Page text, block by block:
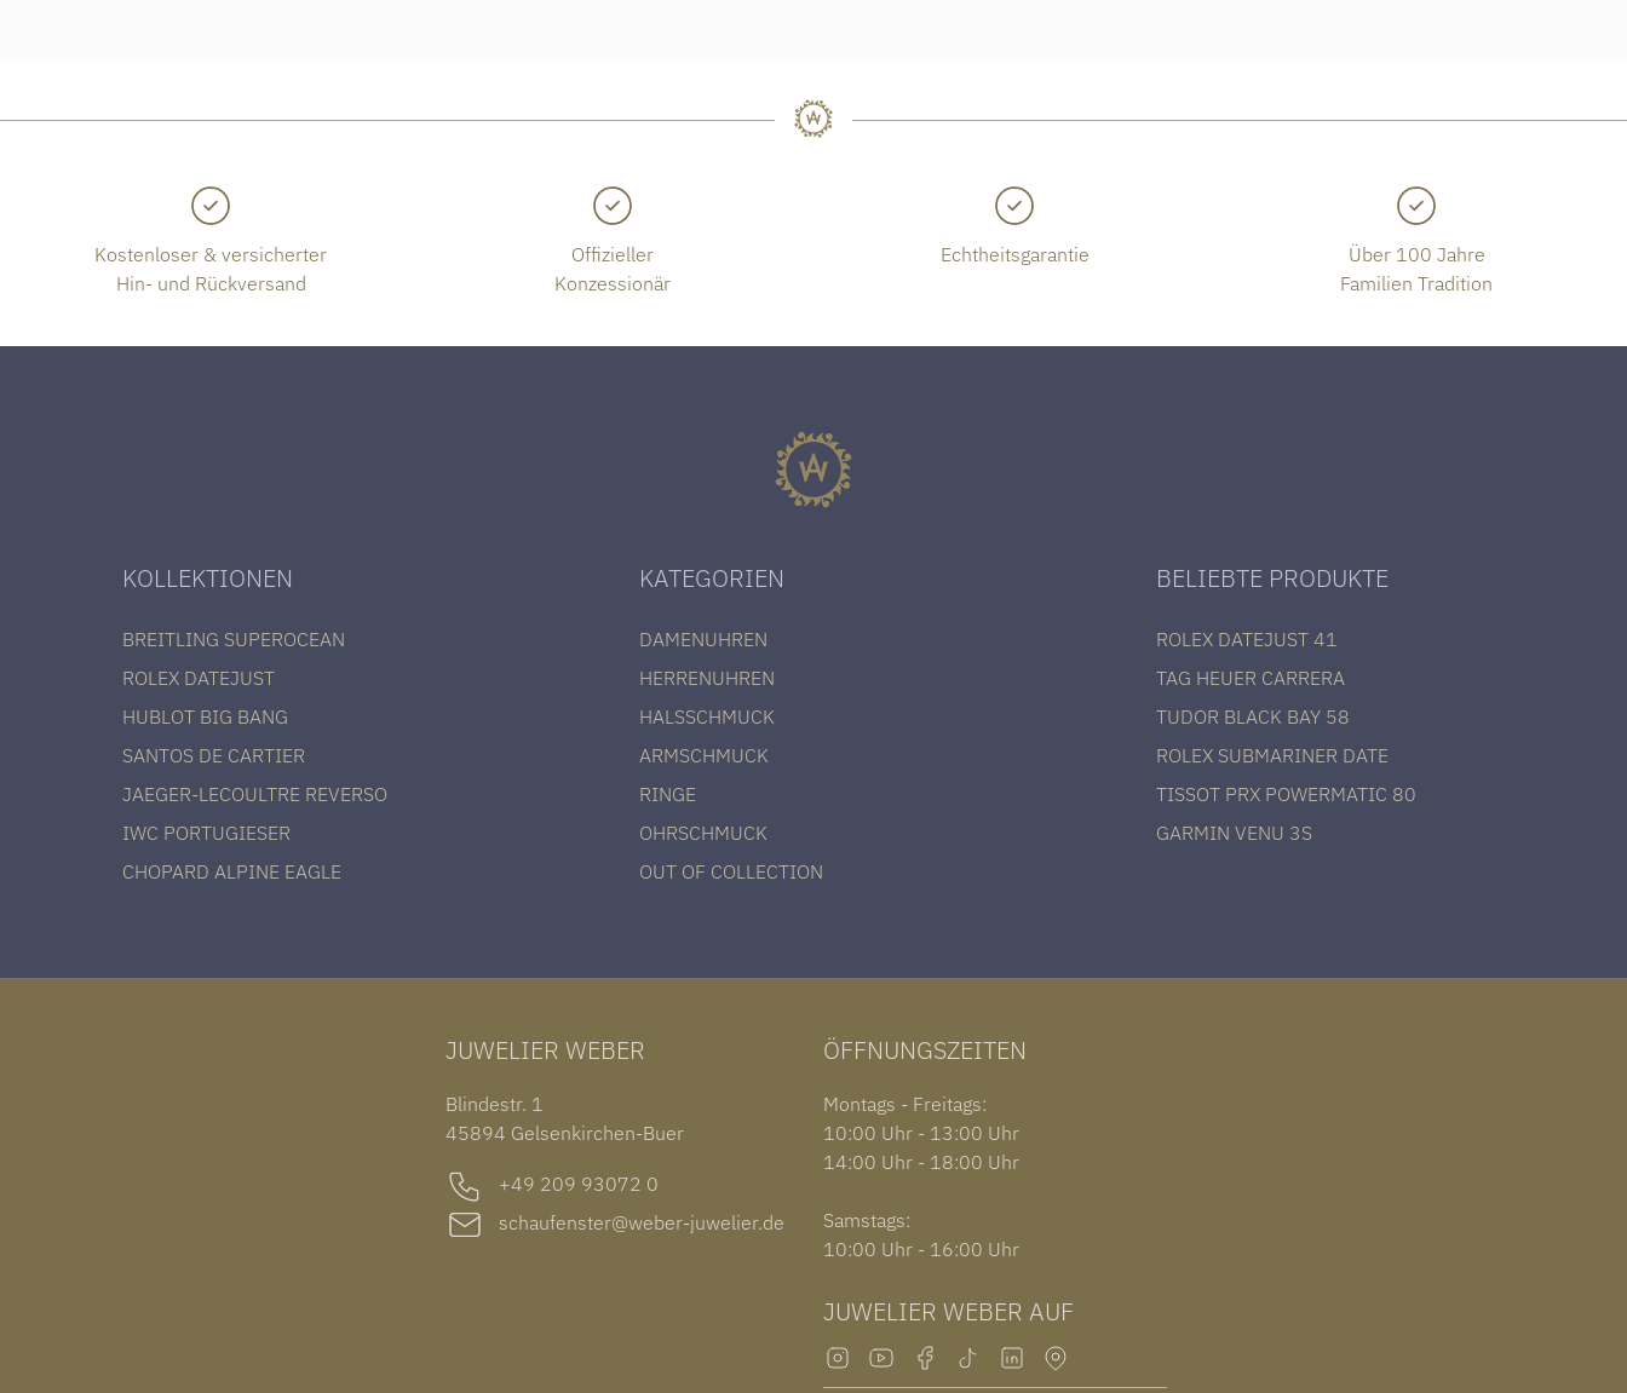
Kostenloser & versicherter
Hin- und Rückversand
Offizieller
Konzessionär
Echtheitsgarantie
Über 100 Jahre
Familien Tradition
KOLLEKTIONEN
BREITLING SUPEROCEAN
ROLEX DATEJUST
HUBLOT BIG BANG
SANTOS DE CARTIER
JAEGER-LECOULTRE REVERSO
IWC PORTUGIESER
CHOPARD ALPINE EAGLE
KATEGORIEN
DAMENUHREN
HERRENUHREN
HALSSCHMUCK
ARMSCHMUCK
RINGE
OHRSCHMUCK
OUT OF COLLECTION
BELIEBTE PRODUKTE
ROLEX DATEJUST 41
TAG HEUER CARRERA
TUDOR BLACK BAY 58
ROLEX SUBMARINER DATE
TISSOT PRX POWERMATIC 80
GARMIN VENU 3S
JUWELIER WEBER
Blindestr. 1
45894 Gelsenkirchen-Buer
+49 209 93072 0
schaufenster@weber-juwelier.de
ÖFFNUNGSZEITEN
Montags - Freitags:
10:00 Uhr - 13:00 Uhr
14:00 Uhr - 18:00 Uhr
Samstags:
10:00 Uhr - 16:00 Uhr
JUWELIER WEBER AUF